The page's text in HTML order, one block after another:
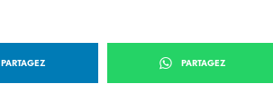
PARTAGEZ PARTAGEZ